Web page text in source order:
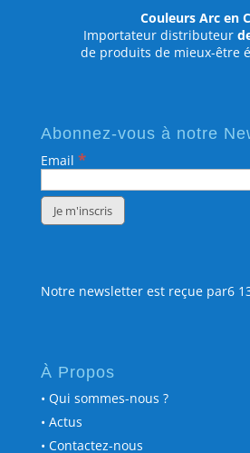
Couleurs Arc en
Importateur distributeur
de produits de mieux-être
Abonnez-vous à notre
Email *
Notre newsletter est reçue par6
À Propos
• Qui sommes-nous ?
• Actus
• Contactez-nous